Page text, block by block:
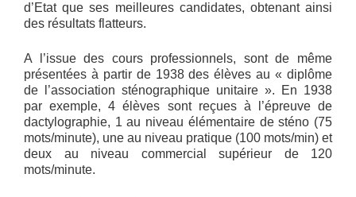
d’Etat que ses meilleures candidates, obtenant ainsi
des résultats flatteurs.
A l’issue des cours professionnels, sont de même
présentées à partir de 1938 des élèves au « diplôme
de l’association sténographique unitaire ». En 1938
par exemple, 4 élèves sont reçues à l’épreuve de
dactylographie, 1 au niveau élémentaire de sténo (75
mots/minute), une au niveau pratique (100 mots/min) et
deux au niveau commercial supérieur de 120
mots/minute.